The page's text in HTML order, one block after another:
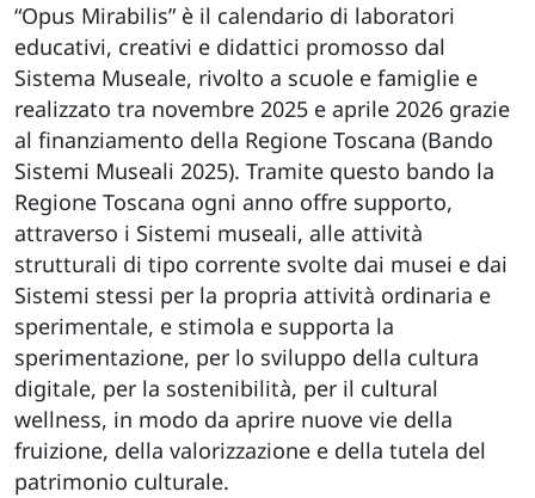
“Opus Mirabilis” è il calendario di laboratori
educativi, creativi e didattici promosso dal
Sistema Museale, rivolto a scuole e famiglie e
realizzato tra novembre 2025 e aprile 2026 grazie
al finanziamento della Regione Toscana (Bando
Sistemi Museali 2025). Tramite questo bando la
Regione Toscana ogni anno offre supporto,
attraverso i Sistemi museali, alle attività
strutturali di tipo corrente svolte dai musei e dai
Sistemi stessi per la propria attività ordinaria e
sperimentale, e stimola e supporta la
sperimentazione, per lo sviluppo della cultura
digitale, per la sostenibilità, per il cultural
wellness, in modo da aprire nuove vie della
fruizione, della valorizzazione e della tutela del
patrimonio culturale.